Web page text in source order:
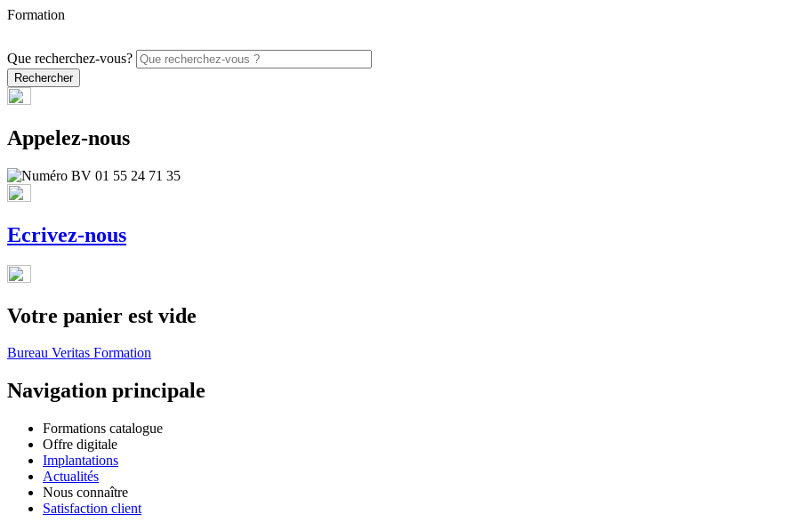
Formation
Que recherchez-vous?
Appelez-nous
Ecrivez-nous
Votre panier est vide
Bureau Veritas Formation
Navigation principale
Formations catalogue
Offre digitale
Implantations
Actualités
Nous connaître
Satisfaction client